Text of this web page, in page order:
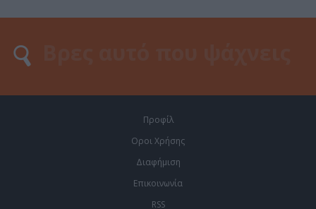
Προφίλ
Οροι Χρήσης
Διαφήμιση
Επικοινωνία
RSS